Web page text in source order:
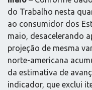
do Trabalho nesta
ao consumidor dos
maio, desacelerando
projeção de mesma
norte-americana
da estimativa de
indicador, que exclui